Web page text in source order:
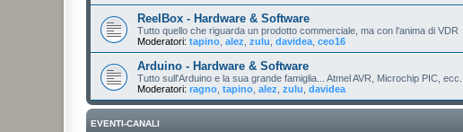
ReelBox - Hardware & Software
Tutto quello che riguarda un prodotto commerciale, ma con l'anima di VDR
Moderatori: tapino alez zulu davidea ceo16
Arduino - Hardware & Software
Tutto sull'Arduino e la sua grande famiglia... Atmel AVR, Microchip PIC, ecc...
Moderatori: ragno tapino alez zulu davidea
EVENTI-CANALI